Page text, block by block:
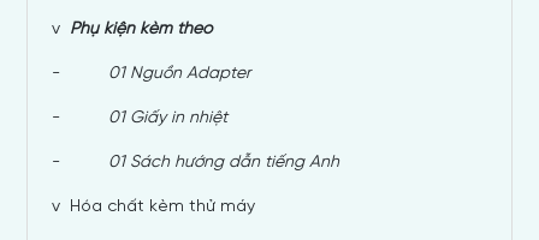
v Phụ kiện kèm theo
- 01 Nguồn Adapter
- 01 Giấy in nhiệt
- 01 Sách hướng dẫn tiếng Anh
v Hóa chất kèm thử máy